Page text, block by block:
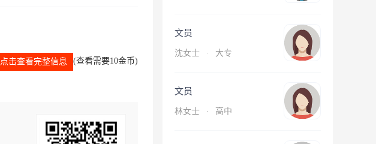
点击查看完整信息 (查看需要10金币)
文员
沈女士 · 大专
文员
林女士 · 高中